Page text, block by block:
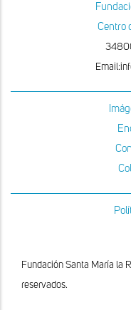
Centro
Fundación Santa María la
reservados.